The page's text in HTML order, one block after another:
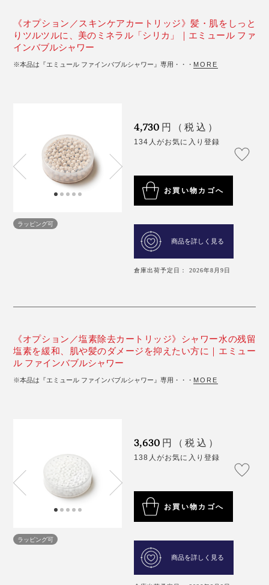
《オプション／スキンケアカートリッジ》髪・肌をしっと
りツルツルに、美のミネラル「シリカ」｜エミュール ファ
インバブルシャワー
※本品は『エミュール ファインバブルシャワー』専用・・・ MORE
ラッピング可
4,730 円（税込）
134人がお気に入り登録
お買い物カゴへ
商品を詳しく見る
倉庫出荷予定日： 2026年8月9日
《オプション／塩素除去カートリッジ》シャワー水の残留
塩素を緩和、肌や髪のダメージを抑えたい方に｜エミュー
ル ファインバブルシャワー
※本品は『エミュール ファインバブルシャワー』専用・・・ MORE
ラッピング可
3,630 円（税込）
138人がお気に入り登録
お買い物カゴへ
商品を詳しく見る